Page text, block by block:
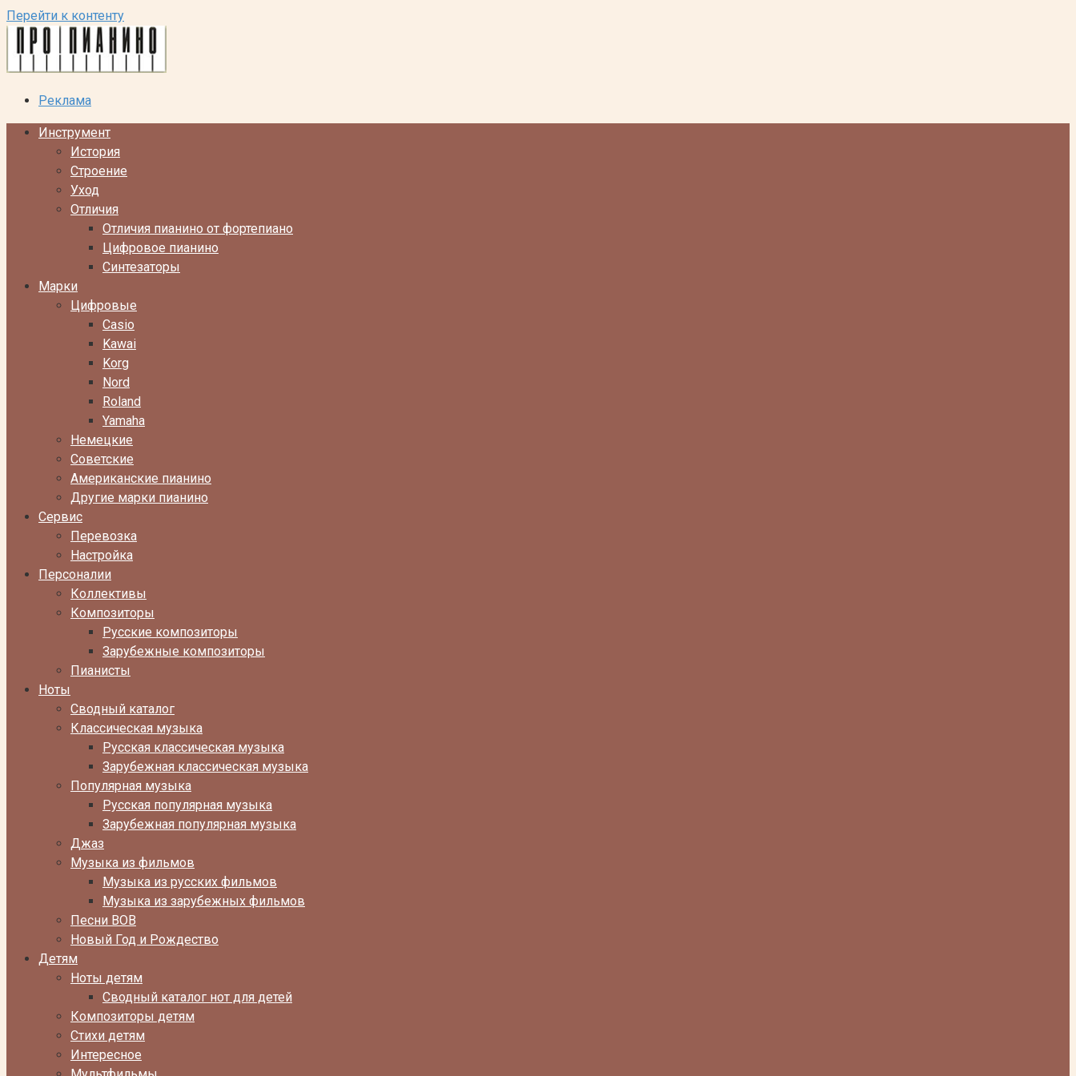
Перейти к контенту
Реклама
Инструмент
История
Строение
Уход
Отличия
Отличия пианино от фортепиано
Цифровое пианино
Синтезаторы
Марки
Цифровые
Casio
Kawai
Korg
Nord
Roland
Yamaha
Немецкие
Советские
Американские пианино
Другие марки пианино
Сервис
Перевозка
Настройка
Персоналии
Коллективы
Композиторы
Русские композиторы
Зарубежные композиторы
Пианисты
Ноты
Сводный каталог
Классическая музыка
Русская классическая музыка
Зарубежная классическая музыка
Популярная музыка
Русская популярная музыка
Зарубежная популярная музыка
Джаз
Музыка из фильмов
Музыка из русских фильмов
Музыка из зарубежных фильмов
Песни ВОВ
Новый Год и Рождество
Детям
Ноты детям
Сводный каталог нот для детей
Композиторы детям
Стихи детям
Интересное